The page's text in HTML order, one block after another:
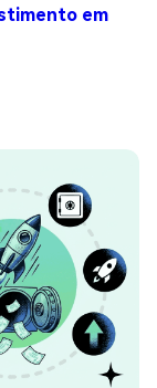
em